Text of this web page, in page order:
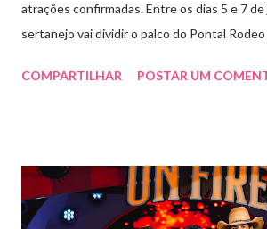
atrações confirmadas. Entre os dias 5 e 7
sertanejo vai dividir o palco do Pontal Rodeo
outras atrações. Esta edição da festa, que
requisitados pelos organizadores de
Pela segunda vez, a organização do evento
COMPARTILHAR POSTAR UM